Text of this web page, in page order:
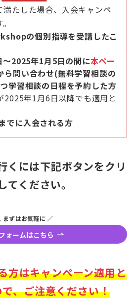
満たした場合、入会キャンペ
の個別指導を受講したこ
2025年1月5日の間に本ペー
ら問い合わせ(無料学習相談の
学習相談の日程を予約した方
2025年1月6日以降でも適用と
でに入会される方
くには下記ボタンをクリ
てください。
まずはお気軽に ／
ォームはこちら
方はキャンペーン適用と
、ご注意ください！